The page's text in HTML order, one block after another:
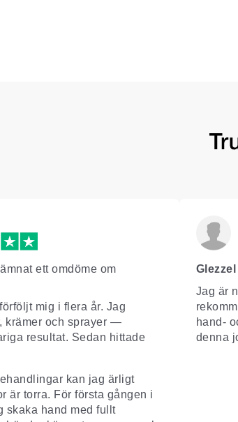
ett omdöme om
mig i flera år. Jag
krämer och sprayer —
resultat. Sedan hittade
kan jag ärligt
är torra. För första gången i
skaka hand med fullt
Jag är
hand-
denna